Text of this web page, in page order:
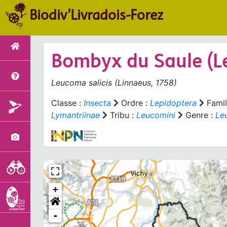
Biodiv'Livradois-Forez
Bombyx du Saule
Leucoma salicis (Linnaeus, 1758)
Classe : Insecta Ordre : Lepidoptera
Lymantriinae
Tribu : Leucomini Genre :
+
-